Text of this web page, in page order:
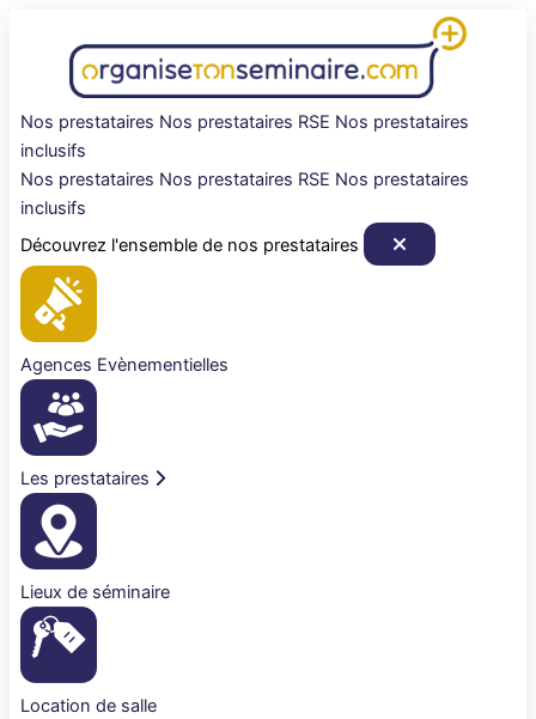
Nos prestataires Nos prestataires RSE Nos prestataires
inclusifs
Nos prestataires Nos prestataires RSE Nos prestataires
inclusifs
Découvrez l'ensemble de nos prestataires
Agences Evènementielles
Les prestataires
Lieux de séminaire
Location de salle